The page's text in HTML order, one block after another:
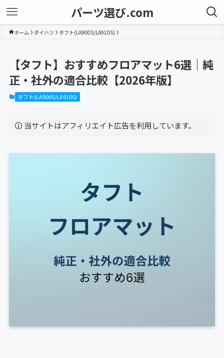
パーツ選び.com
ホーム ダイハツ タフト(LA900S/LA910S)
【タフト】おすすめフロアマット6選｜純
正・社外の適合比較【2026年版】
タフト(LA900S/LA910S)
当サイトはアフィリエイト広告を利用しています。